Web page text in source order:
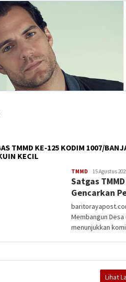
TMMD KE-125 KODIM 1007/
KECIL
TMMDVananta
3264
15 Agustus
Satgas
Gencarkan
Membangun
menunjukkan
Lihat